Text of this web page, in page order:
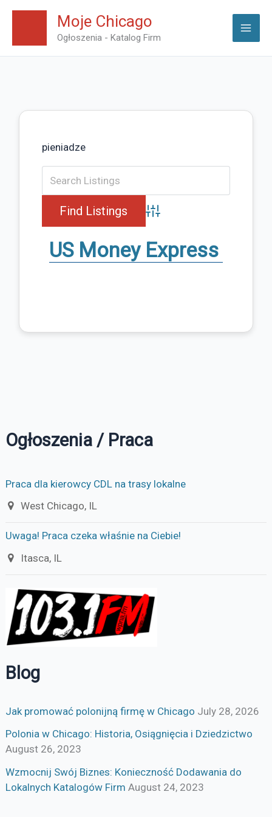
Skip
Moje Chicago
Ogłoszenia - Katalog Firm
Ogłoszenia / Praca
Praca dla kierowcy CDL na trasy lokalne
West Chicago, IL
Uwaga! Praca czeka właśnie na Ciebie!
Itasca, IL
Blog
Jak promować polonijną firmę w Chicago July 28, 2026
Polonia w Chicago: Historia, Osiągnięcia i Dziedzictwo
August 26, 2023
Wzmocnij Swój Biznes: Konieczność Dodawania do
Lokalnych Katalogów Firm August 24, 2023
pieniadze
Advanced Search
US Money Express